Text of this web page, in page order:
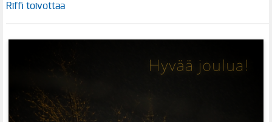
Riffi toivottaa